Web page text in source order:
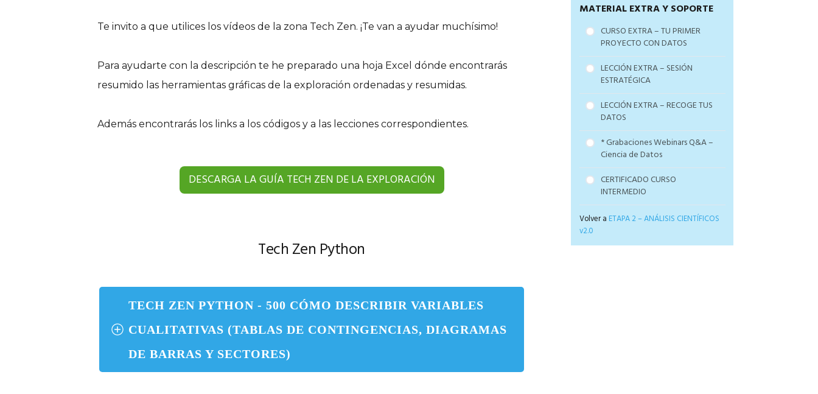
Te invito a que utilices los vídeos de la zona Tech Zen. ¡Te van a ayudar muchísimo!
Para ayudarte con la descripción te he preparado una hoja Excel dónde encontrarás
resumido las herramientas gráficas de la exploración ordenadas y resumidas.
Además encontrarás los links a los códigos y a las lecciones correspondientes.
DESCARGA LA GUÍA TECH ZEN DE LA EXPLORACIÓN
Tech Zen Python
TECH ZEN PYTHON - 500 CÓMO DESCRIBIR VARIABLES
CUALITATIVAS (TABLAS DE CONTINGENCIAS, DIAGRAMAS
DE BARRAS Y SECTORES)
para Seleccionar una
GLM – Modelos Poisson
GLM – Modelos Logísticos
variable cuantitativa
Dos ejemplos resueltos con
PRÁCTICA
Ejemplo de regresión House
Price in Boston
Ejemplo de regresión
ABALONE
Proyecto real sobre
detección COVID +
mentoría grupal ARTIST
MATERIAL EXTRA Y SOPORTE
CURSO EXTRA – TU PRIMER
PROYECTO CON DATOS
LECCIÓN EXTRA – SESIÓN
ESTRATÉGICA
LECCIÓN EXTRA – RECOGE TUS
DATOS
* Grabaciones Webinars Q&A –
Ciencia de Datos
CERTIFICADO CURSO
INTERMEDIO
Volver a ETAPA 2 – ANÁLISIS CIENTÍFICOS
v2.0